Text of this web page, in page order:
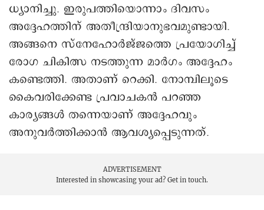
ധ്യാനിച്ചു. ഇരുപത്തിയൊന്നാം ദിവസം
അദ്ദേഹത്തിന് അതീന്ദ്രിയാനുഭവമുണ്ടായി.
അങ്ങനെ സ്നേഹോർജ്ജത്തെ പ്രയോഗിച്ച്
രോഗ ചികിത്സ നടത്തുന്ന മാർഗം അദ്ദേഹം
കണ്ടെത്തി. അതാണ് റെക്കി. നോമ്പിലൂടെ
കൈവരിക്കേണ്ട പ്രവാചകൻ പറഞ്ഞ
കാര്യങ്ങൾ തന്നെയാണ് അദ്ദേഹവും
അനുവർത്തിക്കാൻ ആവശ്യപ്പെടുന്നത്.
ADVERTISEMENT
Interested in showcasing your ad? Get in touch.